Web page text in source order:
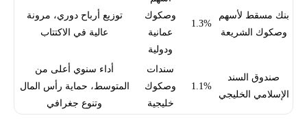
بنك مسقط لأسهم
وصكوك الشريعة
1.3%
وصكوك
عمانية
ودولية
توزيع أرباح دوري، مرونة
عالية في الاكتتاب
صندوق السند
الإسلامي الخليجي
1.1%
سندات
وصكوك
خليجية
أداء سنوي أعلى من
المتوسط، حماية رأس المال
وتنوع جغرافي